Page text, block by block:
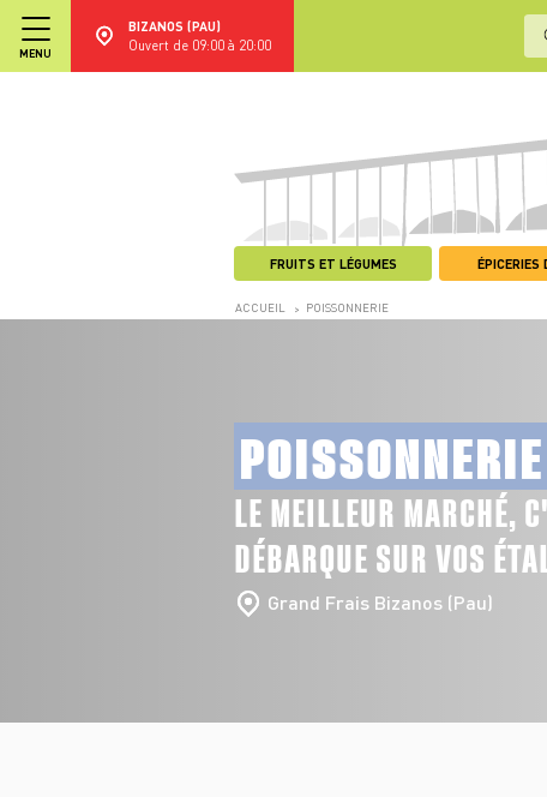
MENU
BIZANOS (PAU)
Ouvert de 09:00 à 20:00
FRUITS ET LÉGUMES ÉPICERIES
ACCUEIL > POISSONNERIE
POISSONNERIE
LE MEILLEUR MARCHÉ,
DÉBARQUE SUR VOS
Grand Frais Bizanos (Pau)